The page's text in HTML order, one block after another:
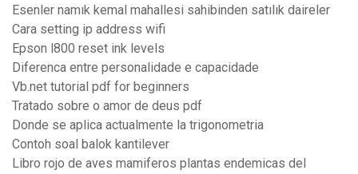
Esenler namık kemal mahallesi sahibinden satılık daireler
Cara setting ip address wifi
Epson l800 reset ink levels
Diferenca entre personalidade e capacidade
Vb.net tutorial pdf for beginners
Tratado sobre o amor de deus pdf
Donde se aplica actualmente la trigonometria
Contoh soal balok kantilever
Libro rojo de aves mamiferos plantas endemicas del